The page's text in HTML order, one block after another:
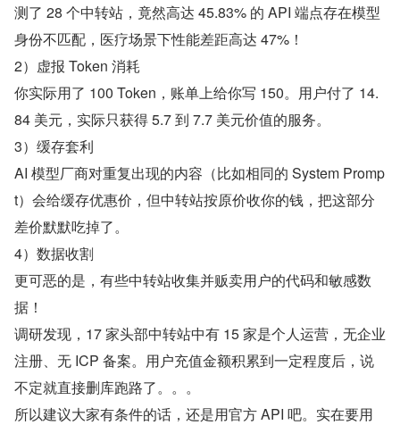
测了 28 个中转站，竟然高达 45.83% 的 API 端点存在模型
身份不匹配，医疗场景下性能差距高达 47%！
2）虚报 Token 消耗
你实际用了 100 Token，账单上给你写 150。用户付了 14.
84 美元，实际只获得 5.7 到 7.7 美元价值的服务。
3）缓存套利
AI 模型厂商对重复出现的内容（比如相同的 System Promp
t）会给缓存优惠价，但中转站按原价收你的钱，把这部分
差价默默吃掉了。
4）数据收割
更可恶的是，有些中转站收集并贩卖用户的代码和敏感数
据！
调研发现，17 家头部中转站中有 15 家是个人运营，无企业
注册、无 ICP 备案。用户充值金额积累到一定程度后，说
不定就直接删库跑路了。。。
所以建议大家有条件的话，还是用官方 API 吧。实在要用